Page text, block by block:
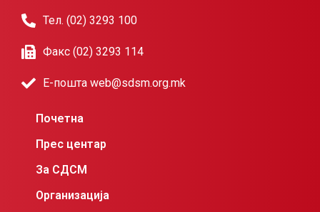
Тел. (02) 3293 100
Факс (02) 3293 114
Е-пошта web@sdsm.org.mk
Почетна
Прес центар
За СДСМ
Организација